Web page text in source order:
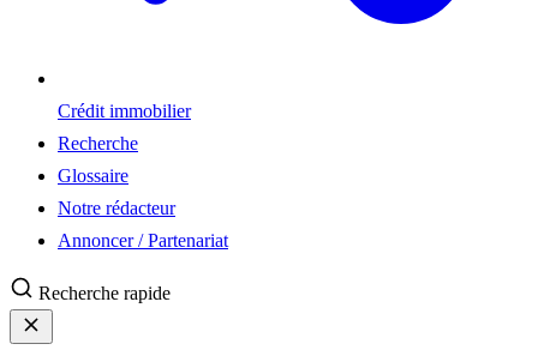
Crédit immobilier
Recherche
Glossaire
Notre rédacteur
Annoncer / Partenariat
Recherche rapide